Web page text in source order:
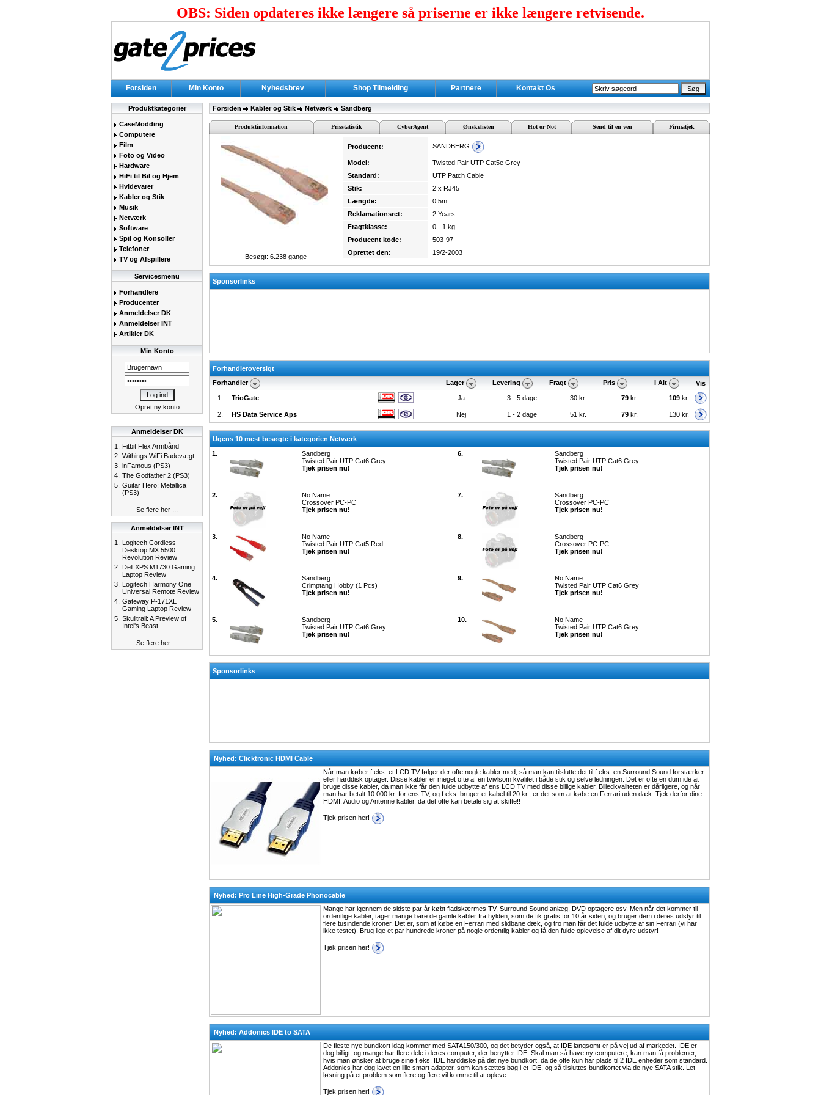
OBS: Siden opdateres ikke længere så priserne er ikke længere retvisende.
Forsiden Min Konto Nyhedsbrev Shop Tilmelding Partnere Kontakt Os
Produktkategorier
CaseModding
Computere
Film
Foto og Video
Hardware
HiFi til Bil og Hjem
Hvidevarer
Kabler og Stik
Musik
Netværk
Software
Spil og Konsoller
Telefoner
TV og Afspillere
Servicesmenu
Forhandlere
Producenter
Anmeldelser DK
Anmeldelser INT
Artikler DK
Min Konto
Opret ny konto
Anmeldelser DK
1.
Fitbit Flex Armbånd
2. Withings WiFi Badevægt
3. inFamous (PS3)
4. The Godfather 2 (PS3)
5. Guitar Hero: Metallica
(PS3)
Se flere her ...
Anmeldelser INT
1.
Logitech Cordless
Desktop MX 5500
Revolution Review
2. Dell XPS M1730 Gaming
Laptop Review
3. Logitech Harmony One
Universal Remote Review
4. Gateway P-171XL
Gaming Laptop Review
5. Skulltrail: A Preview of
Intel's Beast
Se flere her ...
Forsiden Kabler og Stik Netværk Sandberg
Produktinformation Prisstatistik CyberAgent Ønskelisten Hot or Not Send til en ven Firmatjek
Besøgt: 6.238 gange
Producent: SANDBERG
Model:
Twisted Pair UTP Cat5e Grey
Standard:
UTP Patch Cable
Stik:
2 x RJ45
Længde:
0.5m
Reklamationsret:
2 Years
Fragtklasse:
0 - 1 kg
Producent kode:
503-97
Oprettet den:
19/2-2003
Sponsorlinks
Forhandleroversigt
Forhandler
Lager Levering Fragt Pris I Alt
Vis
1.
TrioGate Ja 3 - 5 dage 30 kr. 79 kr. 109 kr.
2. HS Data Service Aps Nej 1 - 2 dage 51 kr. 79 kr. 130 kr.
Ugens 10 mest besøgte i kategorien Netværk
1.
Sandberg
Twisted Pair UTP Cat6 Grey
Tjek prisen nu!
6.
Sandberg
Twisted Pair UTP Cat6 Grey
Tjek prisen nu!
2.
No Name
Crossover PC-PC
Tjek prisen nu!
7.
Sandberg
Crossover PC-PC
Tjek prisen nu!
3.
No Name
Twisted Pair UTP Cat5 Red
Tjek prisen nu!
8.
Sandberg
Crossover PC-PC
Tjek prisen nu!
4.
Sandberg
Crimptang Hobby (1 Pcs)
Tjek prisen nu!
9.
No Name
Twisted Pair UTP Cat6 Grey
Tjek prisen nu!
5.
Sandberg
Twisted Pair UTP Cat6 Grey
Tjek prisen nu!
10.
No Name
Twisted Pair UTP Cat6 Grey
Tjek prisen nu!
Sponsorlinks
Nyhed: Clicktronic HDMI Cable
Når man køber f.eks. et LCD TV følger der ofte nogle kabler med, så man kan tilslutte det til f.eks. en Surround Sound forstærker
eller harddisk optager. Disse kabler er meget ofte af en tvivlsom kvalitet i både stik og selve ledningen. Det er ofte en dum ide at
bruge disse kabler, da man ikke får den fulde udbytte af ens LCD TV med disse billige kabler. Billedkvaliteten er dårligere, og når
man har betalt 10.000 kr. for ens TV, og f.eks. bruger et kabel til 20 kr., er det som at købe en Ferrari uden dæk. Tjek derfor dine
HDMI, Audio og Antenne kabler, da det ofte kan betale sig at skifte!!
Tjek prisen her!
Nyhed: Pro Line High-Grade Phonocable
Mange har igennem de sidste par år købt fladskærmes TV, Surround Sound anlæg, DVD optagere osv. Men når det kommer til
ordentlige kabler, tager mange bare de gamle kabler fra hylden, som de fik gratis for 10 år siden, og bruger dem i deres udstyr til
flere tusindende kroner. Det er, som at købe en Ferrari med slidbane dæk, og tro man får det fulde udbytte af sin Ferrari (vi har
ikke testet). Brug lige et par hundrede kroner på nogle ordentlig kabler og få den fulde oplevelse af dit dyre udstyr!
Tjek prisen her!
Nyhed: Addonics IDE to SATA
De fleste nye bundkort idag kommer med SATA150/300, og det betyder også, at IDE langsomt er på vej ud af markedet. IDE er
dog billigt, og mange har flere dele i deres computer, der benytter IDE. Skal man så have ny computere, kan man få problemer,
hvis man ønsker at bruge sine f.eks. IDE harddiske på det nye bundkort, da de ofte kun har plads til 2 IDE enheder som standard.
Addonics har dog lavet en lille smart adapter, som kan sættes bag i et IDE, og så tilsluttes bundkortet via de nye SATA stik. Let
løsning på et problem som flere og flere vil komme til at opleve.
Tjek prisen her!